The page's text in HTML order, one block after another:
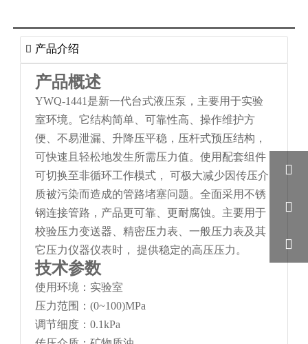
 产品介绍
产品概述
YWQ-1441是新一代台式液压泵，主要用于实验
室环境。它结构简单、可靠性高、操作维护方
便、不易泄漏、升降压平稳，压杆式预压结构，
可快速且轻松地发生所需压力值。使用配套组件
可切换至非循环工作模式， 可极大减少因传压介
质被污染而造成的管路堵塞问题。全面采用不锈
钢连接管路，产品更可靠、更耐腐蚀。主要用于
校验压力变送器、精密压力表、一般压力表及其
它压力仪器仪表时， 提供稳定的高压压力。
技术参数
使用环境：实验室
压力范围：(0~100)MPa
调节细度：0.1kPa


